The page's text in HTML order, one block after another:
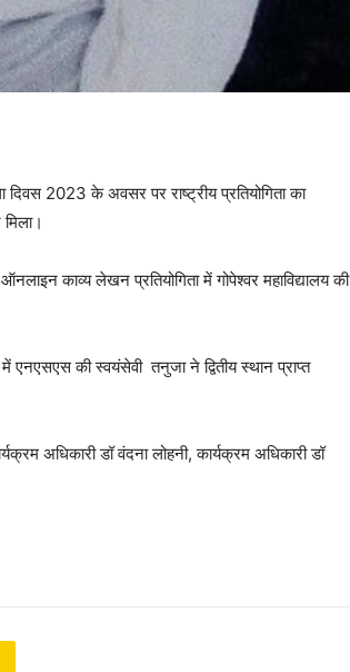
दिवस 2023 के अवसर पर राष्ट्रीय प्रतियोगिता का
काव्य लेखन प्रतियोगिता में गोपेश्वर महाविद्यालय की
एनएसएस की स्वयंसेवी तनुजा ने द्वितीय स्थान प्राप्त
अधिकारी डॉ वंदना लोहनी, कार्यक्रम अधिकारी डॉ